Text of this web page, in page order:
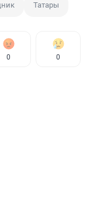
Татары
0 0